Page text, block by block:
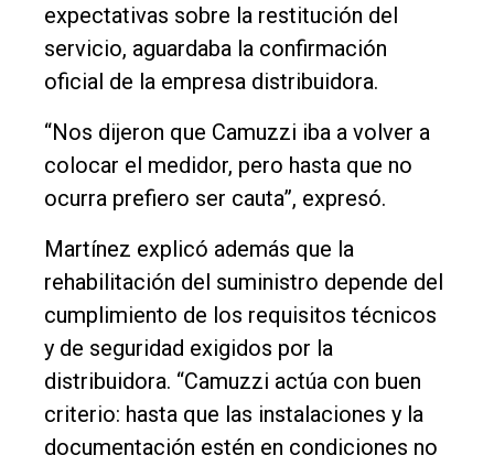
expectativas sobre la restitución del
servicio, aguardaba la confirmación
oficial de la empresa distribuidora.
“Nos dijeron que Camuzzi iba a volver a
colocar el medidor, pero hasta que no
ocurra prefiero ser cauta”, expresó.
Martínez explicó además que la
rehabilitación del suministro depende del
cumplimiento de los requisitos técnicos
y de seguridad exigidos por la
distribuidora. “Camuzzi actúa con buen
criterio: hasta que las instalaciones y la
documentación estén en condiciones no